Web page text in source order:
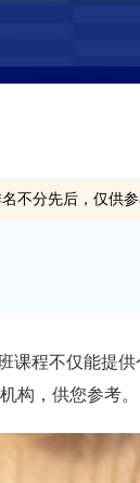
不分先后，仅供参
课程不仅能提
构，供您参考。